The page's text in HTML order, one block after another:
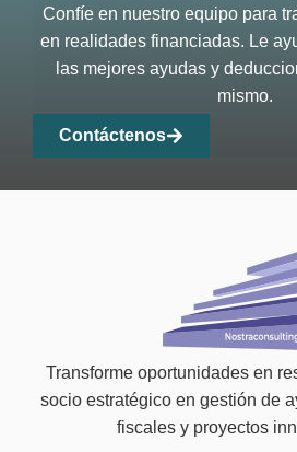
Confíe en nuestro equipo para
en realidades financiadas. Le
las mejores ayudas y
mismo.
Contáctenos
Transforme oportunidades en
socio estratégico en gestión de
fiscales y proyectos